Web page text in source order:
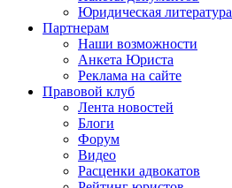
Юридическая литература
Партнерам
Наши возможности
Анкета Юриста
Реклама на сайте
Правовой клуб
Лента новостей
Блоги
Форум
Видео
Расценки адвокатов